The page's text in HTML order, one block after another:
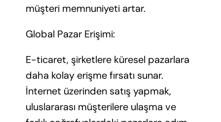
müşteri memnuniyeti artar.
Global Pazar Erişimi:
E-ticaret, şirketlere küresel pazarlara
daha kolay erişme fırsatı sunar.
İnternet üzerinden satış yapmak,
uluslararası müşterilere ulaşma ve